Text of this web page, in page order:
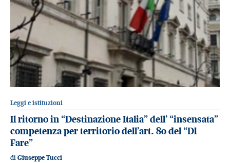
Leggi e istituzioni
Il ritorno in “Destinazione Italia” dell’ “insensata”
competenza per territorio dell’art. 80 del “Dl
Fare”
di Giuseppe Tucci